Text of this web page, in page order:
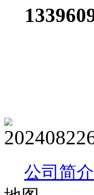
公司简介